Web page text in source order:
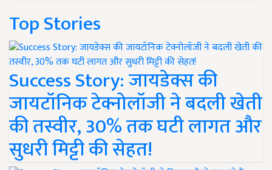
Top Stories
Success Story: जायडेक्स की
जायटॉनिक टेक्नोलॉजी ने बदली खेती
की तस्वीर, 30% तक घटी लागत और
सुधरी मिट्टी की सेहत!